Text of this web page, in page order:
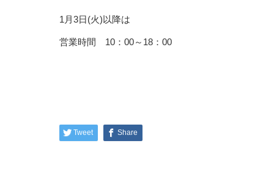
1月3日(火)以降は
営業時間 10：00～18：00
Tweet Share